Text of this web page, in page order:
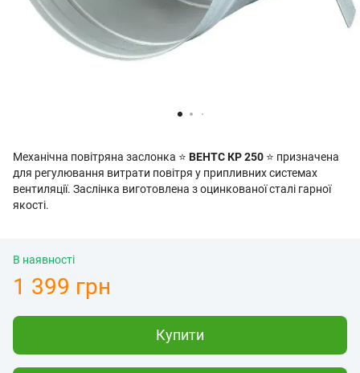
Механічна повітряна заслонка ⭐ ВЕНТС КР 250 ⭐ призначена
для регулювання витрати повітря у припливних системах
вентиляції. Заслінка виготовлена ​​з оцинкованої сталі гарної
якості.
В наявності
1 399 грн
Купити